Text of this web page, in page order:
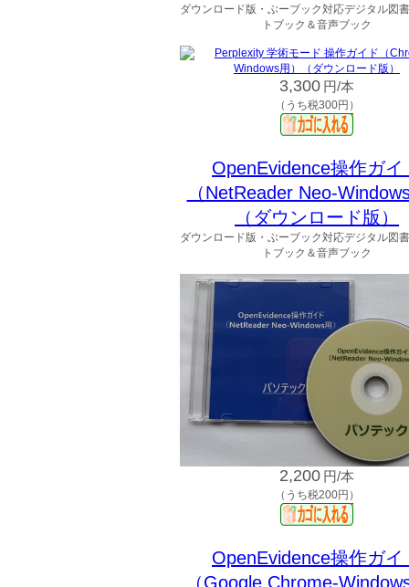
ダウンロード版・ぶーブック対応デジタル図
トブック＆音声ブック
3,300 円/本
（うち税300円）
OpenEvidence操作ガイ
（NetReader Neo-
（ダウンロード版）
ダウンロード版・ぶーブック対応デジタル図
トブック＆音声ブック
2,200 円/本
（うち税200円）
OpenEvidence操作ガイ
（Google Chrome-